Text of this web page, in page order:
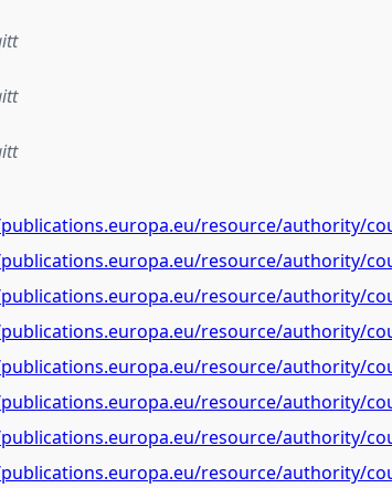
resource/authority/
resource/authority/
resource/authority/
resource/authority/
resource/authority/
resource/authority/
resource/authority/
resource/authority/